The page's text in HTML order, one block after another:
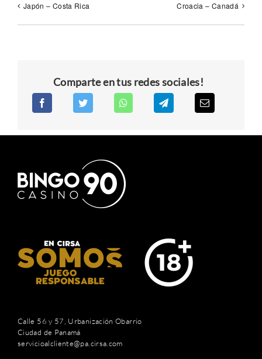
Japón – Costa Rica Croacia – Canadá
Comparte en tus redes sociales!
Calle 56 y 57, Urbanización Obarrio
Ciudad de Panamá
servicioalcliente@pa.cirsa.com